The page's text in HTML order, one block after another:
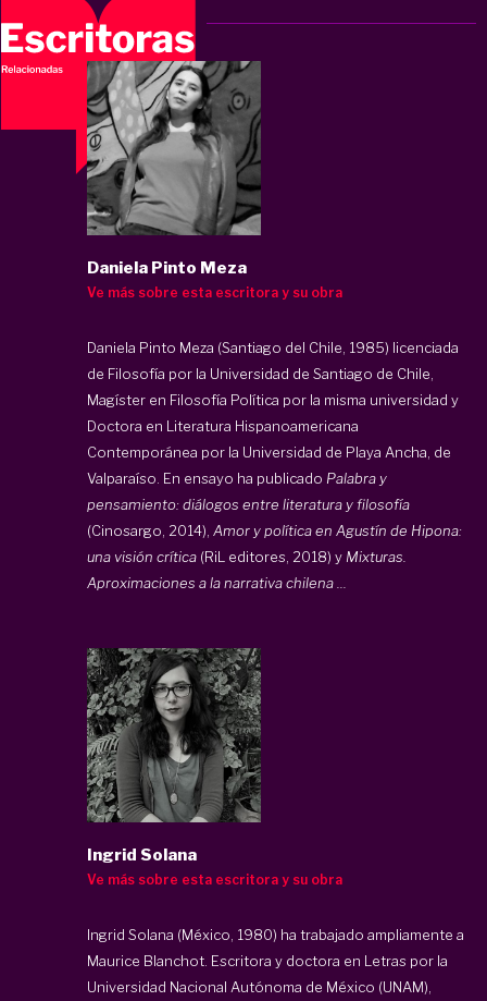
Daniela Pinto Meza
Ve más sobre esta escritora y su obra
Daniela Pinto Meza (Santiago del Chile, 1985) licenciada
de Filosofía por la Universidad de Santiago de Chile,
Magíster en Filosofía Política por la misma universidad y
Doctora en Literatura Hispanoamericana
Contemporánea por la Universidad de Playa Ancha, de
Valparaíso. En ensayo ha publicado Palabra y
pensamiento: diálogos entre literatura y filosofía
(Cinosargo, 2014), Amor y política en Agustín de Hipona:
una visión crítica (RiL editores, 2018) y Mixturas.
Aproximaciones a la narrativa chilena ...
Ingrid Solana
Ve más sobre esta escritora y su obra
Ingrid Solana (México, 1980) ha trabajado ampliamente a
Maurice Blanchot. Escritora y doctora en Letras por la
Universidad Nacional Autónoma de México (UNAM),